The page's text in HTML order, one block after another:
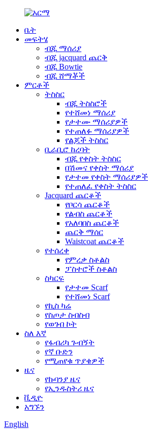
ቤት
መፍትሄ
ብጁ ማሰሪያ
ብጁ jacquard ጨርቅ
ብጁ Bowtie
ብጁ ሸማቾች
ምርቶች
ትስስር
ብጁ ትስስሮች
የተሸመነ ማሰሪያ
የታተሙ ማሰሪያዎች
የተጠለፉ ማሰሪያዎች
የልጆች ትስስር
ቢራቢሮ ከረባት
ብጁ የቀስት ትስስር
በሽመና የቀስት ማሰሪያ
የታተመ የቀስት ማሰሪያዎች
የተጠለፈ የቀስት ትስስር
Jacquard ጨርቆች
የቦርሳ ጨርቆች
የልብስ ጨርቆች
የአለባበስ ጨርቆች
ጨርቅ ማሰር
Waistcoat ጨርቆች
የተሰረቀ
የምረቃ ስቶልስ
ፓስተሮች ስቶልስ
ስካርፍ
የታተመ Scarf
የተሸመነ Scarf
የኪስ ካሬ
የስጦታ ስብስብ
የወገብ ኮት
ስለ እኛ
የፋብሪካ ጉብኝት
የኛ ቡድን
የሚጠየቁ ጥያቄዎች
ዜና
የኩባንያ ዜና
የኢንዱስትሪ ዜና
ቪዲዮ
አግኙን
English